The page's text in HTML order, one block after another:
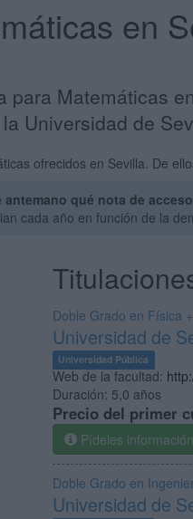
en
para Matemáticas
Universidad de
ofrecidos en Sevilla. De
qué nota de
cada año en función de la
Doble Grado en Física
Universidad de
Universidad Pública
Web de la facultad:
Duración: 5,0 años
Precio del primer
Pídeles
Doble Grado en
Universidad de